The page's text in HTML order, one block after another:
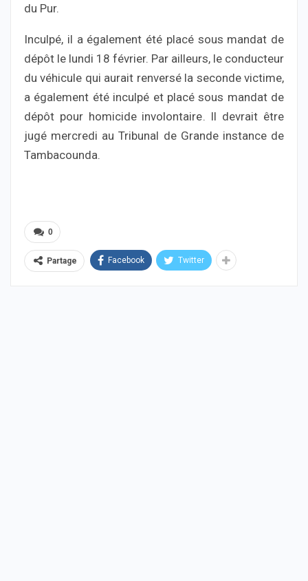
du Pur.
Inculpé, il a également été placé sous mandat de
dépôt le lundi 18 février. Par ailleurs, le conducteur
du véhicule qui aurait renversé la seconde victime,
a également été inculpé et placé sous mandat de
dépôt pour homicide involontaire. Il devrait être
jugé mercredi au Tribunal de Grande instance de
Tambacounda.
0
Partage Facebook Twitter